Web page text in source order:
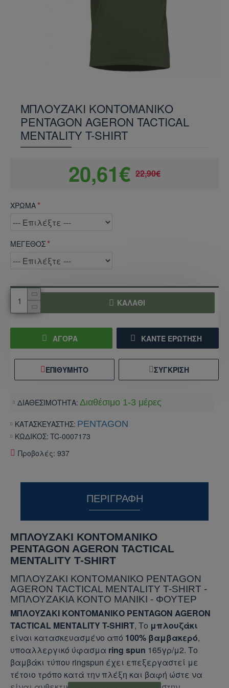
ΜΠΛΟΥΖΑΚΙ ΚΟΝΤΟΜΑΝΙΚΟ
PENTAGON AGERON TACTICAL
MENTALITY T-SHIRT
ΔΙΑΘΕΣΙΜΟΤΗΤΑ: Διαθέσιμο 1-3 μέρες
ΚΑΤΑΣΚΕΥΑΣΤΗΣ: PENTAGON
ΚΩΔΙΚΟΣ: TC-0007173
Προβολές: 937
20,61€ 22,90€
ΧΡΩΜΑ
ΜΕΓΕΘΟΣ
ΚΑΛΆΘΙ
ΑΓΟΡΑ ΚΆΝΤΕ ΕΡΏΤΗΣΗ
ΕΠΙΘΥΜΗΤΌ ΣΎΓΚΡΙΣΗ
ΠΕΡΙΓΡΑΦΉ
ΜΠΛΟΥΖΑΚΙ ΚΟΝΤΟΜΑΝΙΚΟ
PENTAGON AGERON TACTICAL
MENTALITY T-SHIRT
ΜΠΛΟΥΖΑΚΙ ΚΟΝΤΟΜΑΝΙΚΟ PENTAGON
AGERON TACTICAL MENTALITY T-SHIRT -
ΜΠΛΟΥΖΑΚΙΑ ΚΟΝΤΟ ΜΑΝΙΚΙ - ΦΟΥΤΕΡ
ΜΠΛΟΥΖΑΚΙ ΚΟΝΤΟΜΑΝΙΚΟ PENTAGON AGERON
TACTICAL MENTALITY T-SHIRT, Το μπλουζάκι
είναι κατασκευασμένο από 100% βαμβακερό,
υποαλλεργικό ύφασμα ring spun 165γρ/μ2. Το
βαμβάκι τύπου ringspun έχει επεξεργαστεί με
τέτοιο τρόπο κατά την πλέξη και βαφή ώστε να